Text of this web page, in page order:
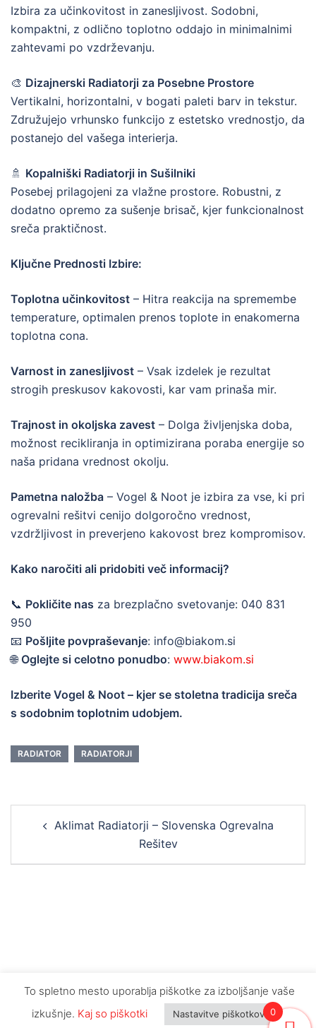
Izbira za učinkovitost in zanesljivost. Sodobni,
kompaktni, z odlično toplotno oddajo in minimalnimi
zahtevami po vzdrževanju.
🎨 Dizajnerski Radiatorji za Posebne Prostore
Vertikalni, horizontalni, v bogati paleti barv in tekstur.
Združujejo vrhunsko funkcijo z estetsko vrednostjo, da
postanejo del vašega interierja.
🚿 Kopalniški Radiatorji in Sušilniki
Posebej prilagojeni za vlažne prostore. Robustni, z
dodatno opremo za sušenje brisač, kjer funkcionalnost
sreča praktičnost.
Ključne Prednosti Izbire:
Toplotna učinkovitost – Hitra reakcija na spremembe
temperature, optimalen prenos toplote in enakomerna
toplotna cona.
Varnost in zanesljivost – Vsak izdelek je rezultat
strogih preskusov kakovosti, kar vam prinaša mir.
Trajnost in okoljska zavest – Dolga življenjska doba,
možnost recikliranja in optimizirana poraba energije so
naša pridana vrednost okolju.
Pametna naložba – Vogel & Noot je izbira za vse, ki pri
ogrevalni rešitvi cenijo dolgoročno vrednost,
vzdržljivost in preverjeno kakovost brez kompromisov.
Kako naročiti ali pridobiti več informacij?
📞 Pokličite nas za brezplačno svetovanje: 040 831
950
📧 Pošljite povpraševanje: info@biakom.si
🌐 Oglejte si celotno ponudbo: www.biakom.si
Izberite Vogel & Noot – kjer se stoletna tradicija sreča
s sodobnim toplotnim udobjem.
RADIATOR RADIATORJI
navigation
Aklimat Radiatorji – Slovenska Ogrevalna
Rešitev
Biakom d.o.o. © 2023 | Vse pravice pridržane | Cene
vsebujejo DDV | Slike so lahko simbolične
To spletno mesto uporablja piškotke za izboljšanje vaše
izkušnje. Kaj so piškotki Nastavitve piškotkov 0